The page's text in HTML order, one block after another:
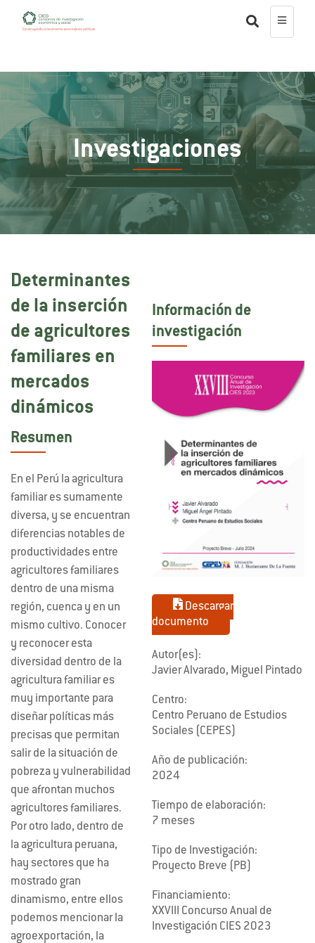
Investigaciones
Determinantes
de la inserción
de agricultores
familiares en
mercados
dinámicos
Resumen
En el Perú la agricultura
familiar es sumamente
diversa, y se encuentran
diferencias notables de
productividades entre
agricultores familiares
dentro de una misma
región, cuenca y en un
mismo cultivo. Conocer
y reconocer esta
diversidad dentro de la
agricultura familiar es
muy importante para
diseñar políticas más
precisas que permitan
salir de la situación de
pobreza y vulnerabilidad
que afrontan muchos
agricultores familiares.
Por otro lado, dentro de
la agricultura peruana,
hay sectores que ha
mostrado gran
dinamismo, entre ellos
podemos mencionar la
agroexportación, la
Información de
investigación
Descargar
documento
Autor(es):
Javier Alvarado, Miguel Pintado
Centro:
Centro Peruano de Estudios
Sociales (CEPES)
Año de publicación:
2024
Tiempo de elaboración:
7 meses
Tipo de Investigación:
Proyecto Breve (PB)
Financiamiento:
XXVIII Concurso Anual de
Investigación CIES 2023